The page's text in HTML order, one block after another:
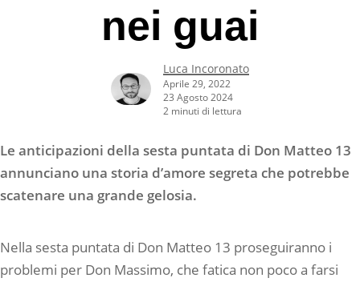
nei guai
Luca Incoronato
Aprile 29, 2022
23 Agosto 2024
2 minuti di lettura
Le anticipazioni della sesta puntata di Don Matteo 13
annunciano una storia d’amore segreta che potrebbe
scatenare una grande gelosia.
Nella sesta puntata di Don Matteo 13 proseguiranno i
problemi per Don Massimo, che fatica non poco a farsi